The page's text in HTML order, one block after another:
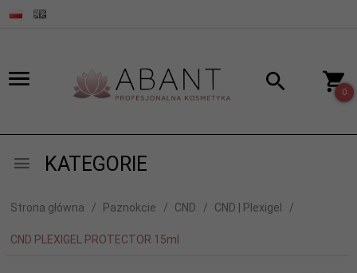
0
KATEGORIE
Strona główna Paznokcie CND CND | Plexigel
CND PLEXIGEL PROTECTOR 15ml